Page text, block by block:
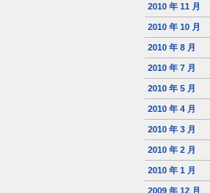
2010 年 11 月
2010 年 10 月
2010 年 8 月
2010 年 7 月
2010 年 5 月
2010 年 4 月
2010 年 3 月
2010 年 2 月
2010 年 1 月
2009 年 12 月